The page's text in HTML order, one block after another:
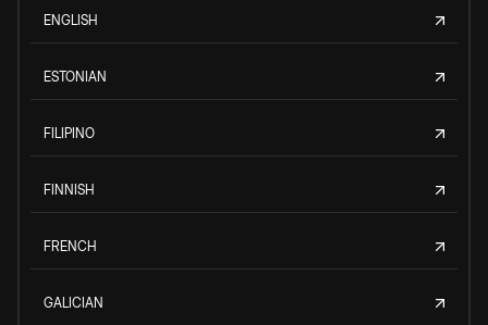
ENGLISH
ESTONIAN
FILIPINO
FINNISH
FRENCH
GALICIAN